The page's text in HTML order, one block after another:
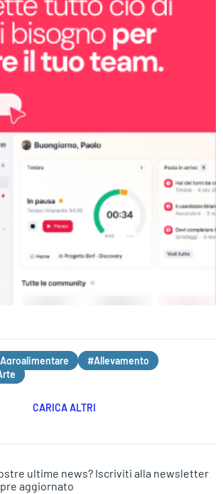
#Allevamento
CARICA ALTRI
ultime news? Iscriviti alla newsletter
aggiornato